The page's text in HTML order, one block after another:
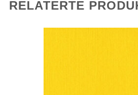
RELATERTE